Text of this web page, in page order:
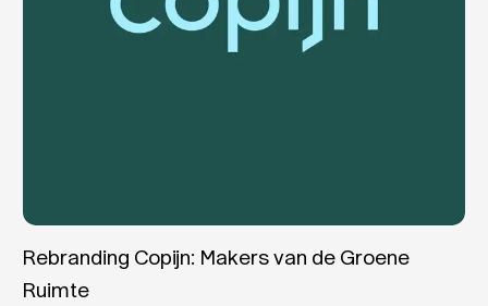
Rebranding Copijn: Makers van de Groene
Ruimte